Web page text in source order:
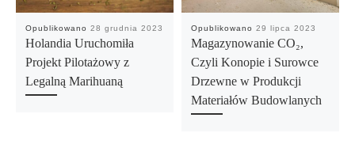
Opublikowano 28 grudnia 2023
Holandia Uruchomiła
Projekt Pilotażowy z
Legalną Marihuaną
Opublikowano 29 lipca 2023
Magazynowanie CO₂,
Czyli Konopie i Surowce
Drzewne w Produkcji
Materiałów Budowlanych